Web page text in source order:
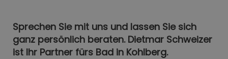
Sprechen Sie mit uns und lassen Sie sich
ganz persönlich beraten. Dietmar Schweizer
ist Ihr Partner fürs Bad in Kohlberg.